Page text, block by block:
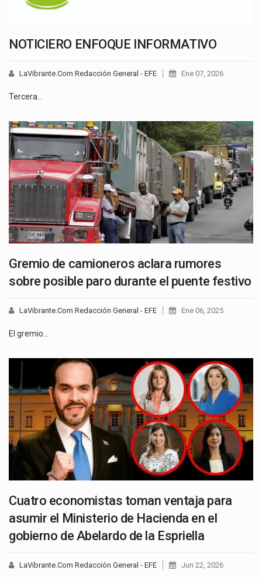
NOTICIERO ENFOQUE INFORMATIVO
LaVibrante.Com Redacción General - EFE Ene 07, 2026
Tercera…
Gremio de camioneros aclara rumores
sobre posible paro durante el puente festivo
LaVibrante.Com Redacción General - EFE Ene 06, 2025
El gremio…
Cuatro economistas toman ventaja para
asumir el Ministerio de Hacienda en el
gobierno de Abelardo de la Espriella
LaVibrante.Com Redacción General - EFE Jun 22, 2026